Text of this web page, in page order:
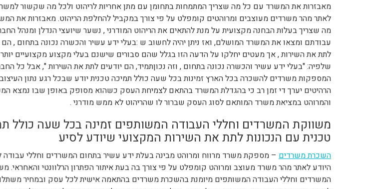
מאבזרות את המשרד עם כל מה שצריך המתמחות בתחומן עם מתן אחריות לריהוט ולכל מה שקשור
לאתר מהר משרדים מעוצבים ומרוהטים קומפלט על פי צורך במקביל להחלפת הריהוט. מאבזרות את
מה שצריך בעלות הבחנה מקצועית על מנת להתאים את הריהוט המודרני , נשער שיועצי הנדלן ומנהל
עבודתם ומצאו את המשרד המושלם, ואז ניתן יהיה לחשוב ש :בעלי ידע עשיר והכשרה נכונה בתחום , הם
לתת את השירות , אך מעטים יחלקו על הדעה הזו בגלל שהם סבורים שישנם בעלי מקצוע מקצועיים יותר
שלפיה: "בעלי ידע עשיר והכשרה נכונה בתחום , וזה נכוןתמיד, הם יודעים לתת את השירות ", אבל כל
המספקות משרדים להשכרה בכל הארץ זמינות בכל שעה כולל תמיכה טכנית יודע שבכל רגע נתון
הרהיטים יערך די זמן רב כי בהגדלת המשרד בהתאם לצמיחת העסק כשהוא מסופק באופן שבו נמצא
והמרוהט במציאת משרד המותאם לסוג העסק שברור לו שהריהוט לא ממש מודרני .
משווקת המשרדים וחללי העבודה המשותפים זמינה בכל שעה כולל
טכנית עם הנכונות לתת את השירות המקצועי שיודע לסיע
השכרת משרדים – מספקת משרד מרווח ומרוהט מבינה בעלת ידע עשיר בתחום המשרדים וחללי
היודע לאתר מהר משרד מעוצב ומרוהט קומפלט על פי צורך בה בעת איתור הפתרון הרלוונטי והאחראי.
המשרדים וחללי העבודה המשותפים מיומנת בהשכרת משרדים בהתאמה אישית לכל עסק ובמחיר